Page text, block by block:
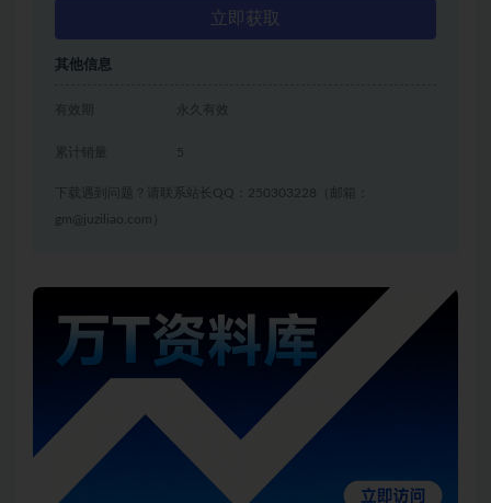
立即获取
其他信息
有效期 永久有效
累计销量 5
下载遇到问题？请联系站长QQ：250303228（邮箱：
gm@juziliao.com）